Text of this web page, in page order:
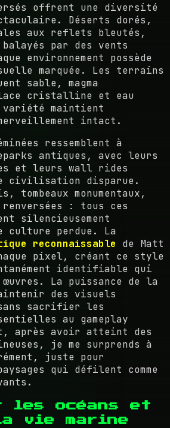
offrent une diversité
Déserts dorés,
aux reflets bleutés,
balayés par des vents
environnement possède
marquée. Les terrains
sable, magma
cristalline et eau
variété maintient
intact.
ressemblent à
antiques, avec leurs
et leurs wall rides
civilisation disparue.
tombeaux monumentaux,
: tous ces
silencieusement
perdue. La
reconnaissable de Matt
pixel, créant ce style
identifiable qui
La puissance de la
des visuels
sacrifier les
au gameplay
après avoir atteint des
je me surprends à
juste pour
qui défilent comme
les océans et
vie marine